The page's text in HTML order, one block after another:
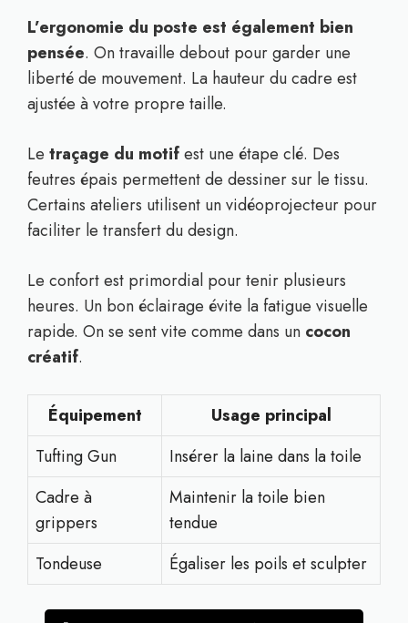
L’ergonomie du poste est également bien
pensée. On travaille debout pour garder une
liberté de mouvement. La hauteur du cadre est
ajustée à votre propre taille.
Le traçage du motifest une étape clé. Des
feutres épais permettent de dessiner sur le tissu.
Certains ateliers utilisent un vidéoprojecteur pour
faciliter le transfert du design.
Le confort est primordial pour tenir plusieurs
heures. Un bon éclairage évite la fatigue visuelle
rapide. On se sent vite comme dans un cocon
créatif.
Équipement
Usage principal
Tufting Gun
Insérer la laine dans la toile
Cadre à
grippers
Maintenir la toile bien
tendue
Tondeuse
Égaliser les poils et sculpter